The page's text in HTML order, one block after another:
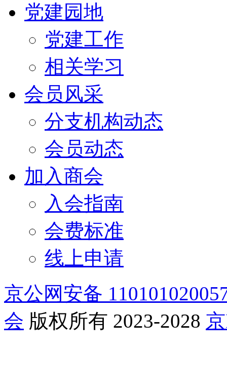
党建园地
党建工作
相关学习
会员风采
分支机构动态
会员动态
加入商会
入会指南
会费标准
线上申请
京公网安备
会 版权所有 2023-2028